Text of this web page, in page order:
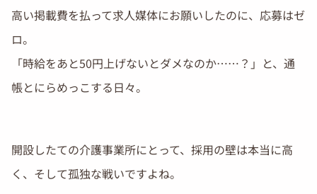
高い掲載費を払って求人媒体にお願いしたのに、応募はゼ
ロ。
「時給をあと50円上げないとダメなのか……？」と、通
帳とにらめっこする日々。
開設したての介護事業所にとって、採用の壁は本当に高
く、そして孤独な戦いですよね。